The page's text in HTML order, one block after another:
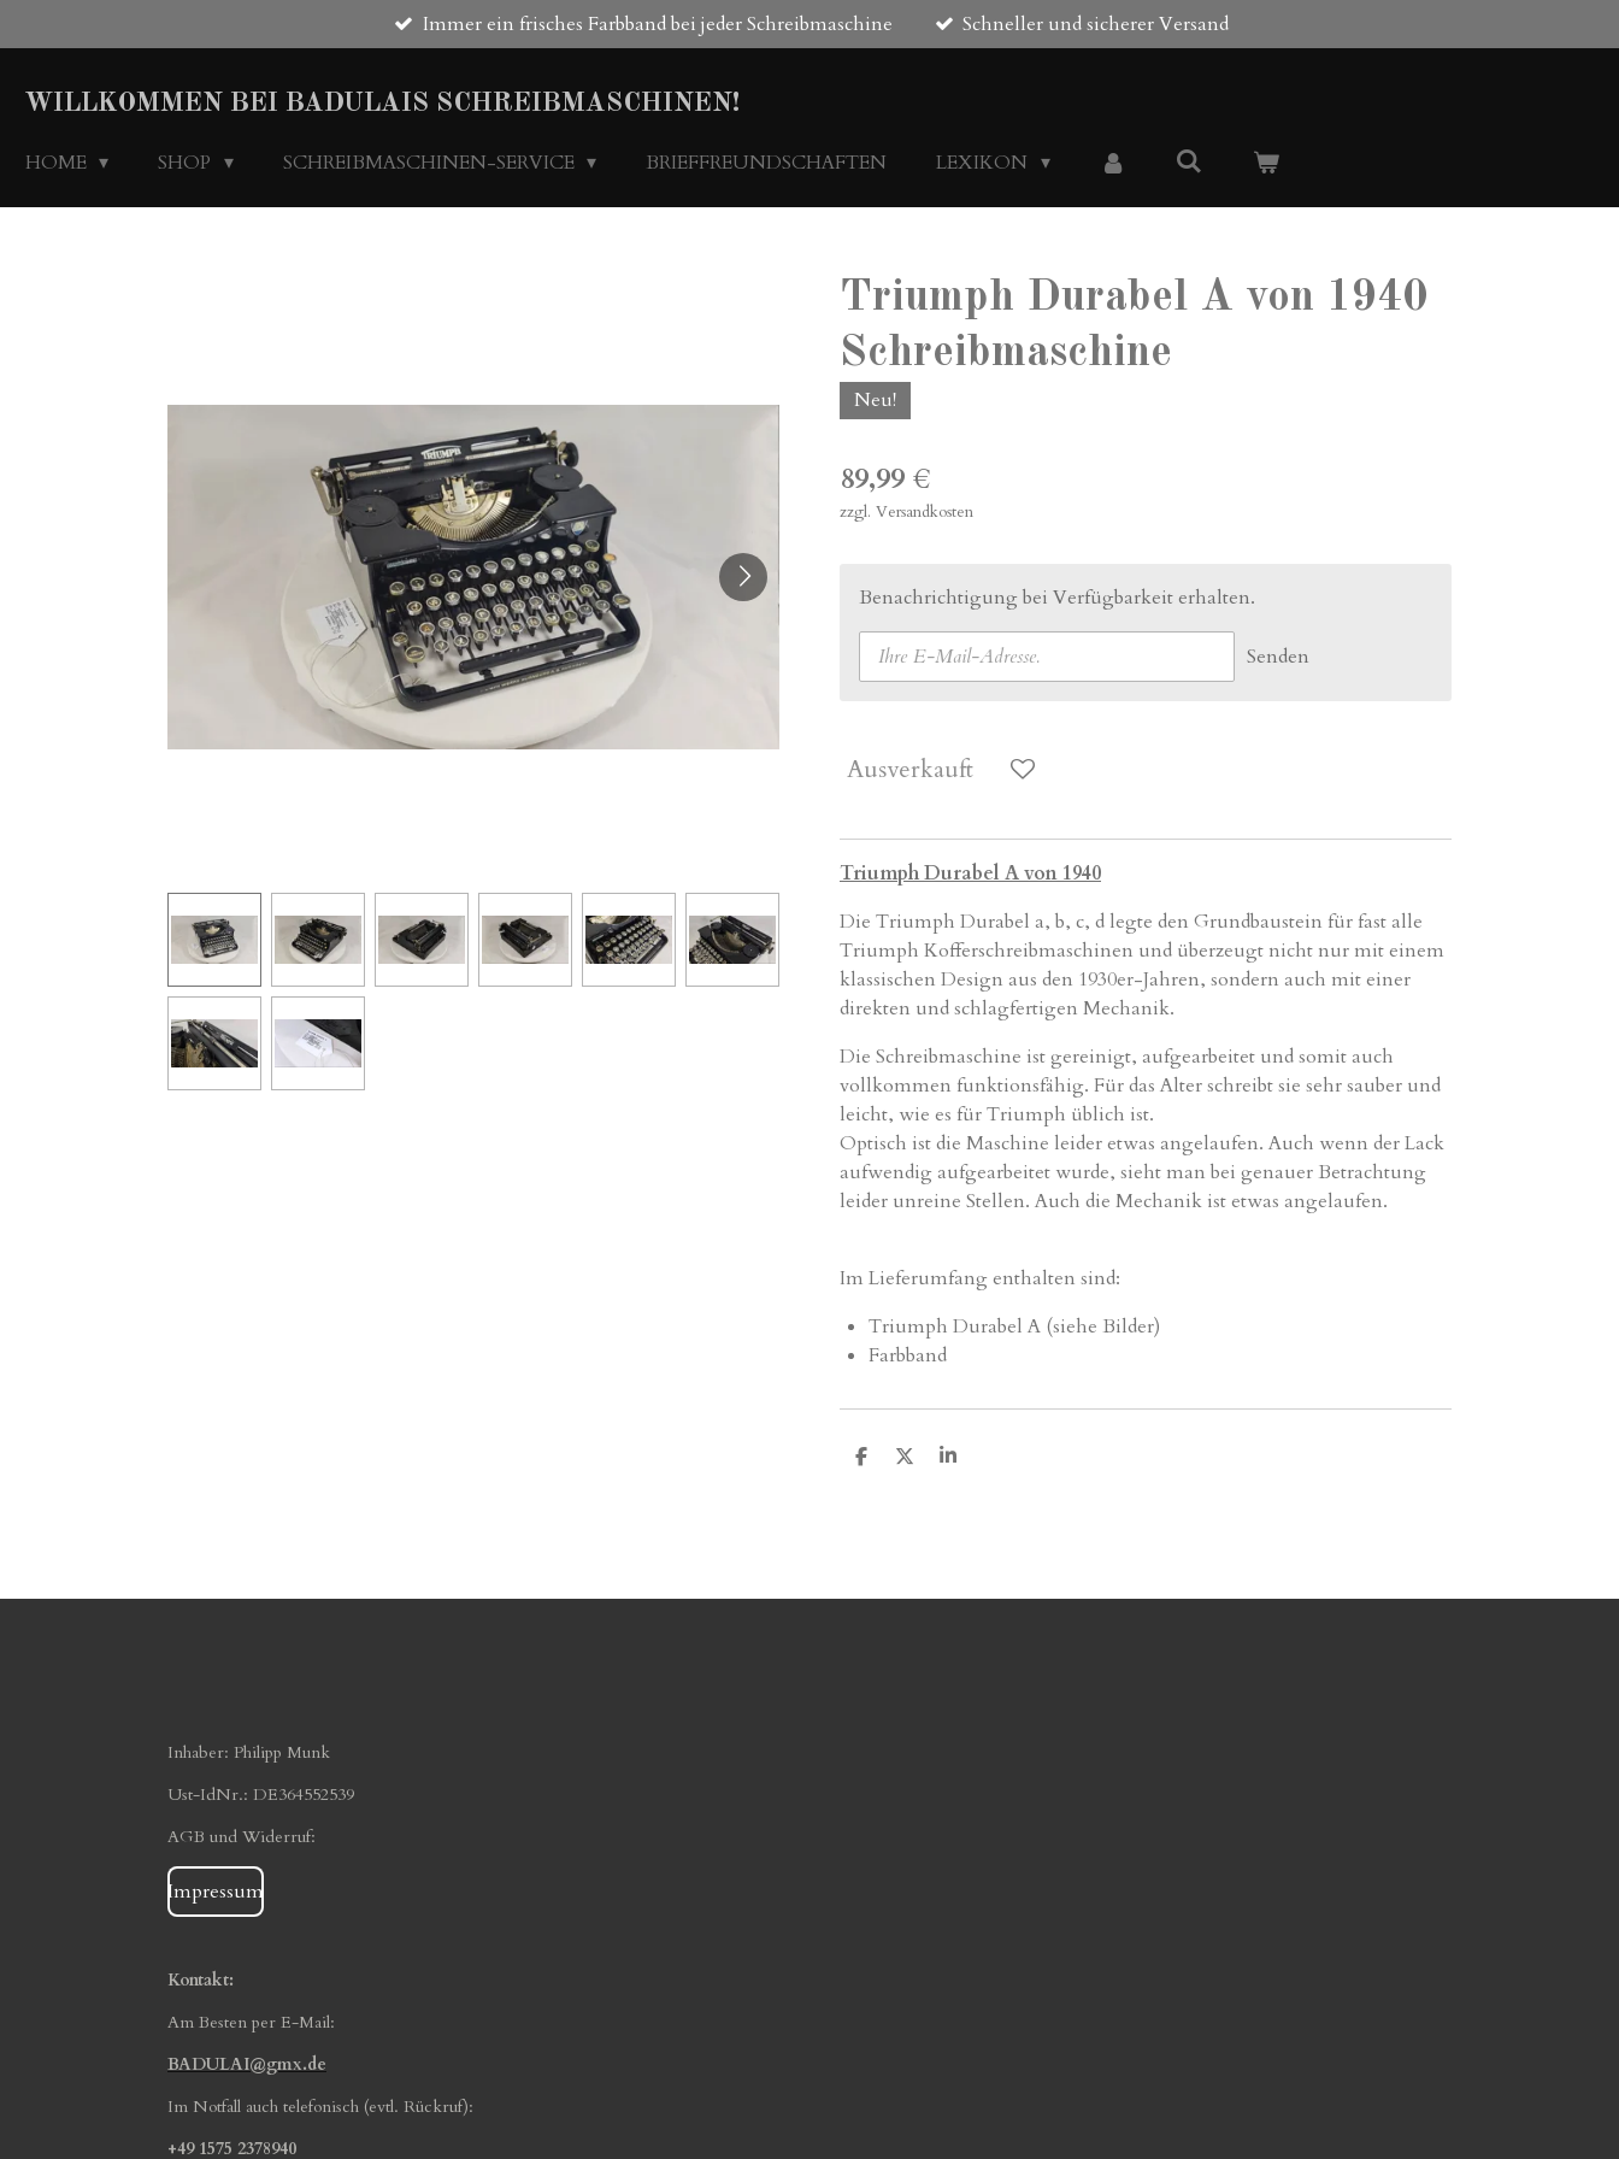
Hauptinhalt
Immer ein frisches Farbband bei jeder Schreibmaschine Schneller und sicherer Versand
WILLKOMMEN BEI BADULAIS SCHREIBMASCHINEN!
HOME SHOP SCHREIBMASCHINEN-SERVICE BRIEFFREUNDSCHAFTEN LEXIKON
Triumph Durabel A von 1940
Schreibmaschine
Neu!
89,99 €
zzgl. Versandkosten
Benachrichtigung bei Verfügbarkeit erhalten.
Senden
Ausverkauft
Triumph Durabel A von 1940
Die Triumph Durabel a, b, c, d legte den Grundbaustein für fast alle
Triumph Kofferschreibmaschinen und überzeugt nicht nur mit einem
klassischen Design aus den 1930er-Jahren, sondern auch mit einer
direkten und schlagfertigen Mechanik.
Die Schreibmaschine ist gereinigt, aufgearbeitet und somit auch
vollkommen funktionsfähig. Für das Alter schreibt sie sehr sauber und
leicht, wie es für Triumph üblich ist.
Optisch ist die Maschine leider etwas angelaufen. Auch wenn der Lack
aufwendig aufgearbeitet wurde, sieht man bei genauer Betrachtung
leider unreine Stellen. Auch die Mechanik ist etwas angelaufen.
Im Lieferumfang enthalten sind:
Triumph Durabel A (siehe Bilder)
Farbband
T
T
T
Inhaber: Philipp Munk
Ust-IdNr.: DE364552539
AGB und Widerruf:
Impressum
Kontakt:
Am Besten per E-Mail:
BADULAI@gmx.de
Im Notfall auch telefonisch (evtl. Rückruf):
+49 1575 2378940